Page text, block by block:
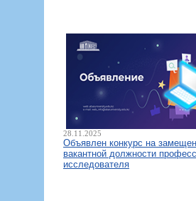
28.11.2025
Объявлен конкурс на
вакантной должности
исследователя